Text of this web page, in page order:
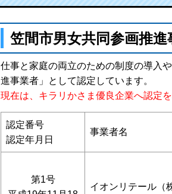
笠間市男女共同参画推
仕事と家庭の両立のための制度の導入
進事業者」として認定しています。
現在は、キラリかさま優良企業へ認定を
認定番号
認定年月日
事業者名
第1号
イオンリテール（